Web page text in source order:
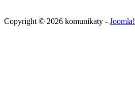
Copyright © 2026 komunikaty - Joomla!